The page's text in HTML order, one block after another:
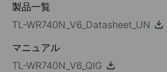
製品一覧
TL-WR740N_V6_Datasheet_UN
マニュアル
TL-WR740N_V6_QIG